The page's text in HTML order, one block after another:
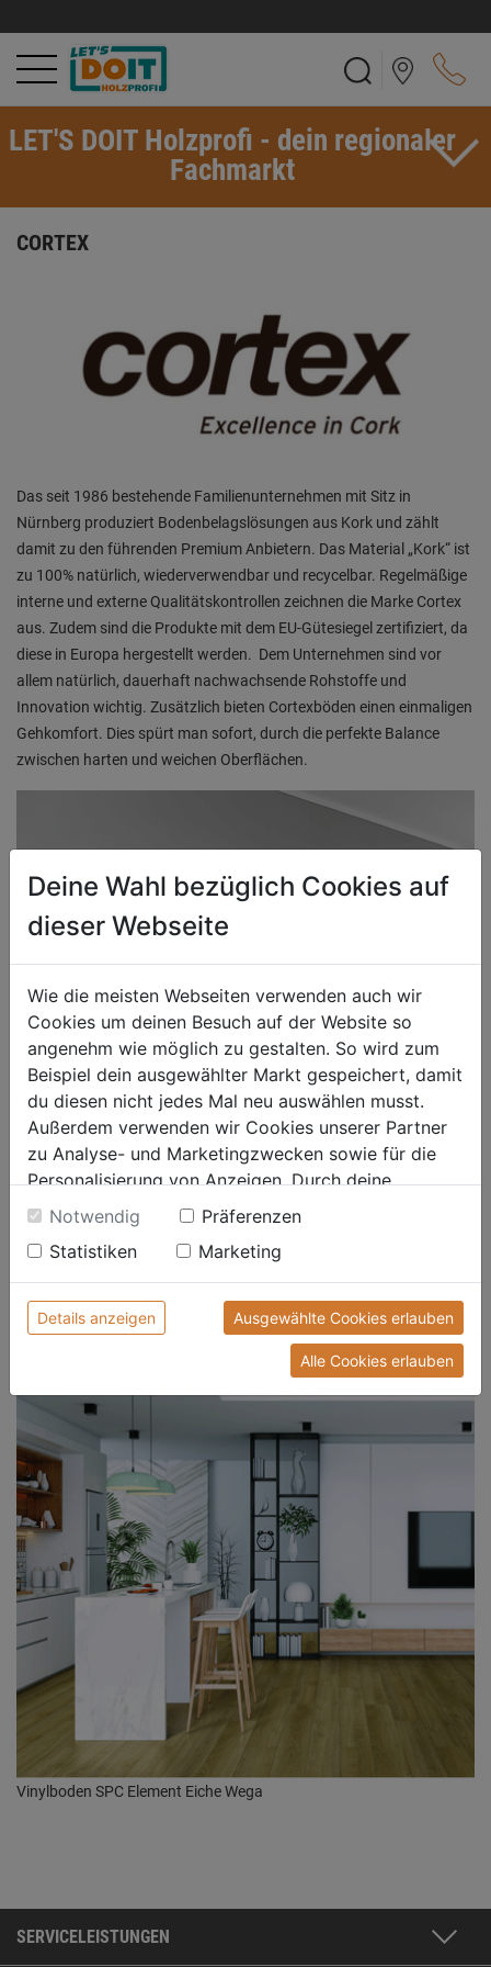
LET'S DOIT Holzprofi - dein regionaler
Fachmarkt
CORTEX
Das seit 1986 bestehende Familienunternehmen mit Sitz in
Nürnberg produziert Bodenbelagslösungen aus Kork und zählt
damit zu den führenden Premium Anbietern. Das Material „Kork“ ist
zu 100% natürlich, wiederverwendbar und recycelbar. Regelmäßige
interne und externe Qualitätskontrollen zeichnen die Marke Cortex
aus. Zudem sind die Produkte mit dem EU-Gütesiegel zertifiziert, da
diese in Europa hergestellt werden. Dem Unternehmen sind vor
allem natürlich, dauerhaft nachwachsende Rohstoffe und
Innovation wichtig. Zusätzlich bieten Cortexböden einen einmaligen
Gehkomfort. Dies spürt man sofort, durch die perfekte Balance
zwischen harten und weichen Oberflächen.
Korkboden Plusnatura Feldeiche
Vinylboden SPC Element Eiche Wega
SERVICELEISTUNGEN
Deine Wahl bezüglich Cookies auf
dieser Webseite
Wie die meisten Webseiten verwenden auch wir
Cookies um deinen Besuch auf der Website so
angenehm wie möglich zu gestalten. So wird zum
Beispiel dein ausgewählter Markt gespeichert, damit
du diesen nicht jedes Mal neu auswählen musst.
Außerdem verwenden wir Cookies unserer Partner
zu Analyse- und Marketingzwecken sowie für die
Personalisierung von Anzeigen. Durch deine
Einwilligung werden die Daten von Drittanbieter,
unter anderem auch in den USA, verarbeitet.
Durch Klick auf "Alle Cookies erlauben" stimmst du
der Verwendung aller Cookies zu. Unter "Details
anzeigen" findest du alle Infos zu den
unterschiedlichen Cookies, unter "Cookies
Konfigurieren" kannst du auswählen, welche Cookies
du zulassen möchtest und welche nicht.
Weitere Informationen findest du in unserer
Datenschutzerklärung
Notwendig
Präferenzen
Statistiken
Marketing
Details anzeigen Ausgewählte Cookies erlauben
Alle Cookies erlauben